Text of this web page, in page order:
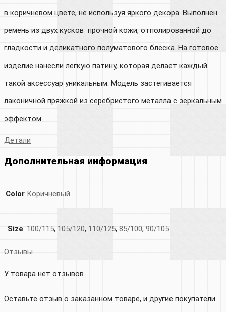
в коричневом цвете, не используя яркого декора. Выполнен
ремень из двух кусков прочной кожи, отполированной до
гладкости и деликатного полуматового блеска. На готовое
изделие нанесли легкую патину, которая делает каждый
такой аксессуар уникальным. Модель застегивается
лаконичной пряжкой из серебристого металла с зеркальным
эффектом.
Детали
Дополнительная информация
Color Коричневый
Size 100/115, 105/120, 110/125, 85/100, 90/105
Отзывы
У товара нет отзывов.
Оставьте отзыв о заказанном товаре, и другие покупатели